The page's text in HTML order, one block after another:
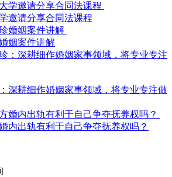
邀请分享合同法课程
姻案件讲解
深耕细作婚姻家事领域，将专业专注做
内出轨有利于自己争夺抚养权吗？